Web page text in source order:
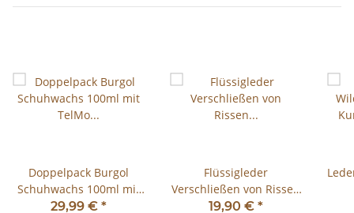
Doppelpack Burgol
Schuhwachs 100ml mit
TelMo Cremebürste
29,99 € *
Flüssigleder
Verschließen von Rissen
Glattleder 50ml!
19,90 € *